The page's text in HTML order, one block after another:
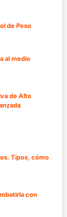
de Peso
al medio
de Alto
Tipos, cómo
con